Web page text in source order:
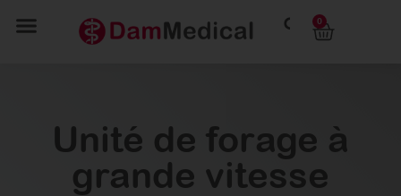
0
Unité de forage à
grande vitesse